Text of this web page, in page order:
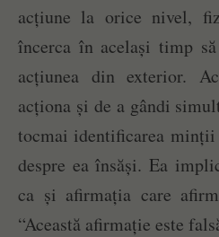
acțiune la orice nivel,
încerca în același timp
acțiunea din exterior.
acționa și de a gândi
tocmai identificarea minții
despre ea însăși. Ea
ca și afirmația care
“Această afirmație este